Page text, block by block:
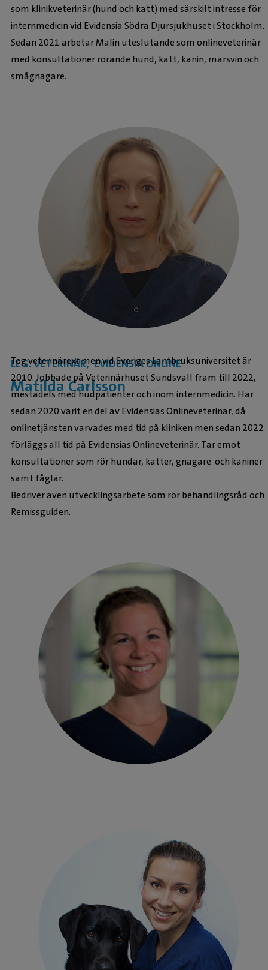
som klinikveterinär (hund och katt) med särskilt intresse för
internmedicin vid Evidensia Södra Djursjukhuset i Stockholm.
Sedan 2021 arbetar Malin uteslutande som onlineveterinär
med konsultationer rörande hund, katt, kanin, marsvin och
smågnagare.
Matilda Carlsson
LEG. VETERINÄR, EVIDENSIA ONLINE
Tog veterinärexamen vid Sveriges Lantbruksuniversitet år
2010. Jobbade på Veterinärhuset Sundsvall fram till 2022,
mestadels med hudpatienter och inom internmedicin. Har
sedan 2020 varit en del av Evidensias Onlineveterinär, då
onlinetjänsten varvades med tid på kliniken men sedan 2022
förläggs all tid på Evidensias Onlineveterinär. Tar emot
konsultationer som rör hundar, katter, gnagare och kaniner
samt fåglar.
Bedriver även utvecklingsarbete som rör behandlingsråd och
Remissguiden.